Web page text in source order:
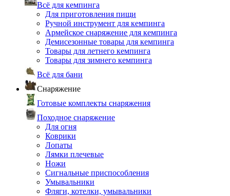
Всё для кемпинга
Для приготовления пищи
Ручной инструмент для кемпинга
Армейское снаряжение для кемпинга
Демисезонные товары для кемпинга
Товары для летнего кемпинга
Товары для зимнего кемпинга
Всё для бани
Снаряжение
Готовые комплекты снаряжения
Походное снаряжение
Для огня
Коврики
Лопаты
Лямки плечевые
Ножи
Сигнальные приспособления
Умывальники
Фляги, котелки, умывальники